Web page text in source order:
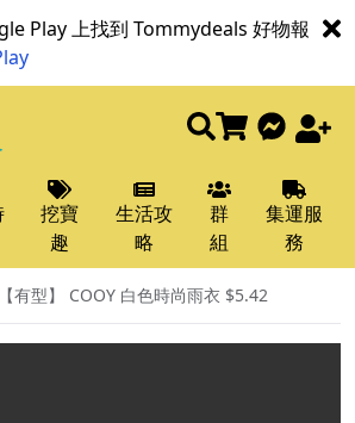
Play 上找到 Tommydeals 好物報
挖寶
趣
生活攻
略
群
組
集運服
務
【有型】 COOY 白色時尚雨衣 $5.42